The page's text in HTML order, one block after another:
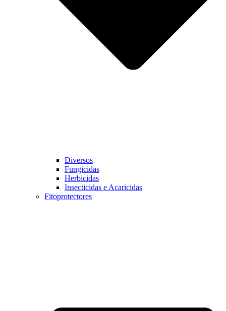
Diversos
Fungicidas
Herbicidas
Insecticidas e Acaricidas
Fitoprotectores